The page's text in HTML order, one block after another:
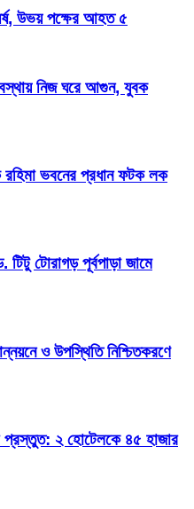
উভয় পক্ষের আহত ৫
নিজ ঘরে আগুন, যুবক
রহিমা ভবনের প্রধান ফটক লক
টিটু টোরাগড় পূর্বপাড়া জামে
ও উপস্থিতি নিশ্চিতকরণে
প্রস্তুত: ২ হোটেলকে ৪৫ হাজার